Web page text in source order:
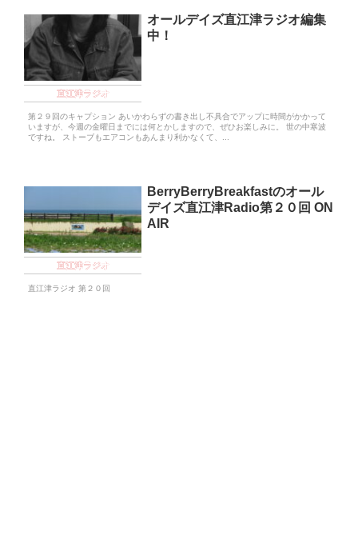
直江津ラジオ
オールデイズ直江津ラジオ編集
中！
第２９回のキャプション あいかわらずの書き出し不具合でアップに時間がかかって
いますが、今週の金曜日までには何とかしますので、ぜひお楽しみに。 世の中寒波
ですね。 ストーブもエアコンもあんまり利かなくて、...
直江津ラジオ
BerryBerryBreakfastのオール
デイズ直江津Radio第２０回 ON
AIR
直江津ラジオ 第２０回